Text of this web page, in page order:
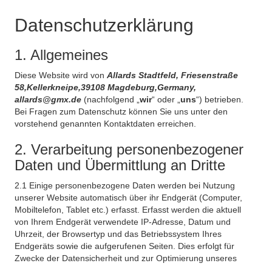
Datenschutzerklärung
1. Allgemeines
Diese Website wird von Allards Stadtfeld, Friesenstraße
58,Kellerkneipe,39108 Magdeburg,Germany,
allards@gmx.de (nachfolgend „ wir“ oder „ uns“) betrieben.
Bei Fragen zum Datenschutz können Sie uns unter den
vorstehend genannten Kontaktdaten erreichen.
2. Verarbeitung personenbezogener
Daten und Übermittlung an Dritte
2.1 Einige personenbezogene Daten werden bei Nutzung
unserer Website automatisch über ihr Endgerät (Computer,
Mobiltelefon, Tablet etc.) erfasst. Erfasst werden die aktuell
von Ihrem Endgerät verwendete IP-Adresse, Datum und
Uhrzeit, der Browsertyp und das Betriebssystem Ihres
Endgeräts sowie die aufgerufenen Seiten. Dies erfolgt für
Zwecke der Datensicherheit und zur Optimierung unseres